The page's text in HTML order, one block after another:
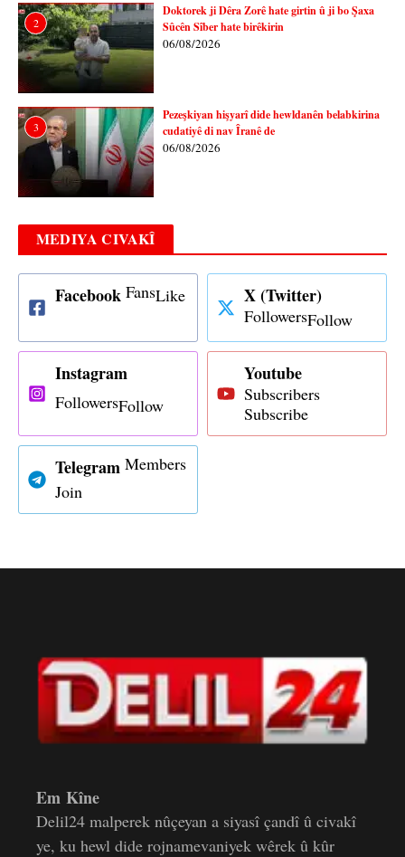
2
Doktorek ji Dêra Zorê hate girtin û ji bo Şaxa
Sûcên Sîber hate birêkirin
06/08/2026
3
Pezeşkiyan hişyarî dide hewldanên belabkirina
cudatiyê di nav Îranê de
06/08/2026
MEDIYA CIVAKÎ
Facebook FansLike X (Twitter)
FollowersFollow
Instagram
FollowersFollow
Youtube
Subscribers
Subscribe
Telegram Members
Join
Em Kîne
Delil24 malperek nûçeyan a siyasî çandî û civakî
ye, ku hewl dide rojnamevaniyek wêrek û kûr